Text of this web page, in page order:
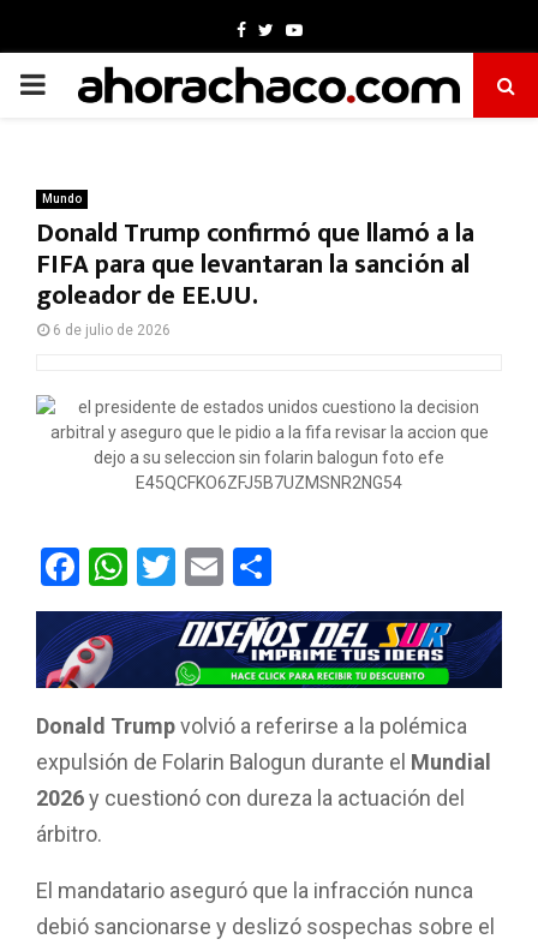
Facebook
TwitterYoutube
PRIMARY
Mundo
Donald Trump confirmó que llamó a la
FIFA para que levantaran la sanción al
goleador de EE.UU.
6 de julio de 2026
F
a
ce
b
o
o
k
W
h
at
s
A
p
p
T
wi
tt
er
E
m
ail
o
m
p
ar
tir
Donald Trumpvolvió a referirse a la polémica
expulsión de Folarin Balogun durante el Mundial
2026y cuestionó con dureza la actuación del
árbitro.
El mandatario aseguró que la infracción nunca
debió sancionarse y deslizó sospechas sobre el